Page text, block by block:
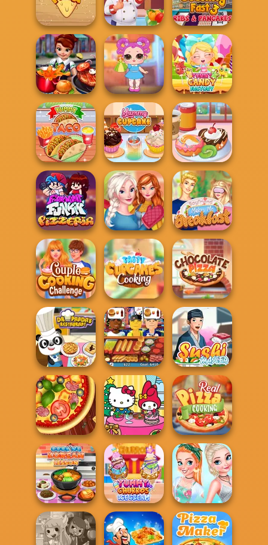
Cooking Festival Cooking Frenzy Cooking Live
Around the
Worlds Pizza
Hamburger
Cooking Mania
Cooking Fast 3:
Ribs and Panca...
Cooking Fast
Baby Holly
Feeding Time
Yummy Candy
Factory
Yummy Taco Yummy Cupcake
Yummy Donut
Factory
FNF Pizzeria
Sisters
Thanksgiving
Dinner
Boyfriend Makes
Me Breakfast
Couple Cooking
Challenge
Tasty Cupcakes
Cooking
Chocolate Pizza
Dr Panda
Restaurant
Hot Dog Bush Sushi Master
Pizza Maker
Hello Kitty and
Friends: Xmas...
Real Pizza
Cooking
Princesses